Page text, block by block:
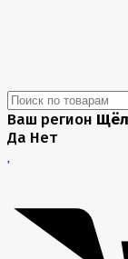
Ваш регион
Да Нет